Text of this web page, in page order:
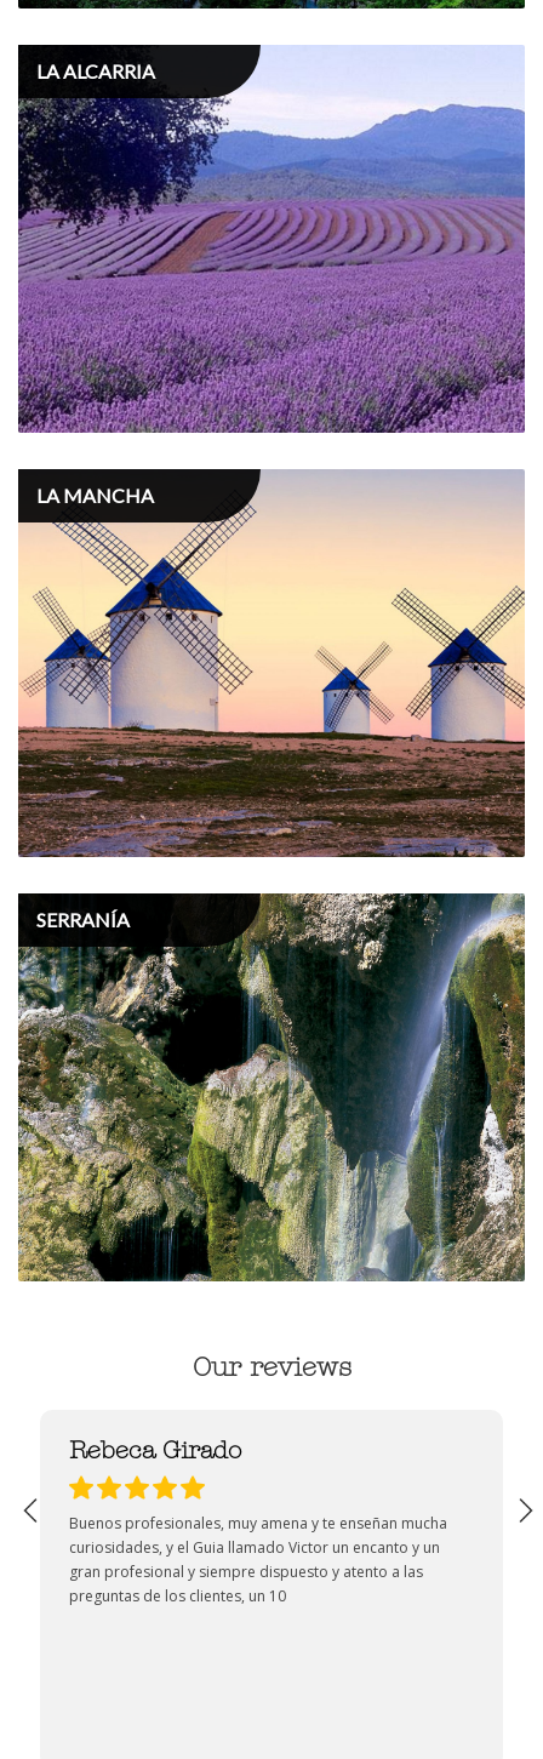
LA ALCARRIA
LA MANCHA
SERRANÍA
Our reviews
Rebeca Girado
Buenos profesionales, muy amena y te enseñan mucha
curiosidades, y el Guia llamado Victor un encanto y un
gran profesional y siempre dispuesto y atento a las
preguntas de los clientes, un 10